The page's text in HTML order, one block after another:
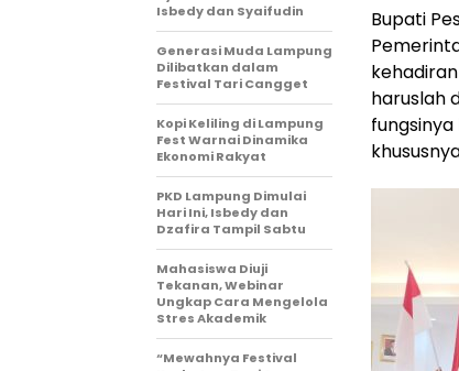
Bupati
haruslah
Isbedy dan Syaifudin
Generasi Muda Lampung
Dilibatkan dalam
Festival Tari Cangget
Kopi Keliling di Lampung
Fest Warnai Dinamika
Ekonomi Rakyat
PKD Lampung Dimulai
Hari Ini, Isbedy dan
Dzafira Tampil Sabtu
Mahasiswa Diuji
Tekanan, Webinar
Ungkap Cara Mengelola
Stres Akademik
“Mewahnya Festival